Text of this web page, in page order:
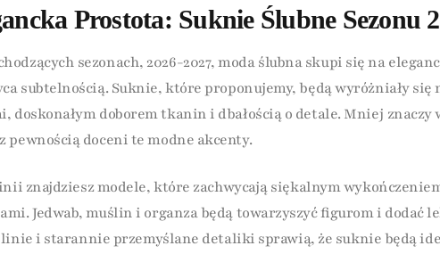
Prostota: Suknie Ślubne Sezonu
sezonach, 2026-2027, moda ślubna skupi się na
subtelnością. Suknie, które proponujemy, będą wyróżniały
doskonałym doborem tkanin i dbałością o detale. Mniej znaczy
pewnością doceni te modne akcenty.
znajdziesz modele, które zachwycają siękalnym
Jedwab, muślin i organza będą towarzyszyć figurom i dodać
i starannie przemyślane detaliki sprawią, że suknie będą